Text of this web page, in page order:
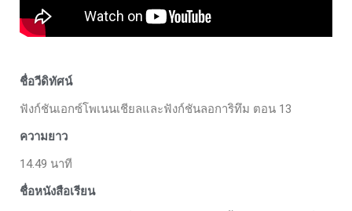
ชื่อวีดิทัศน์
ฟังก์ชันเอกซ์โพเนนเชียลและฟังก์ชันลอการิทึม ตอน 13
ความยาว
14.49 นาที
ชื่อหนังสือเรียน